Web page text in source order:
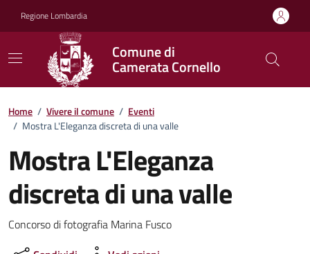
Regione Lombardia
Comune di
Camerata Cornello
Home / Vivere il comune / Eventi
/ Mostra L'Eleganza discreta di una valle
Mostra L'Eleganza
discreta di una valle
Dettagli della notizia
Concorso di fotografia Marina Fusco